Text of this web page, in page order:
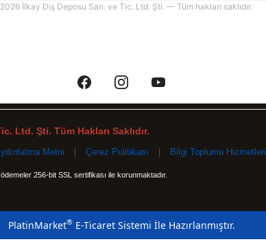
İlkay Diş Deposu San. ve Tic. Ltd. Şti. — Tüm hakları saklıdır.
Ltd. Şti. Tüm Hakları Saklıdır.
Metni | Çerez Politikası | Bilgi Toplumu Hizmetleri
256-bit SSL sertifikası ile korunmaktadır.
PlatinMarket®E-Ticaret Sistemi İle Hazırlanmıştır.